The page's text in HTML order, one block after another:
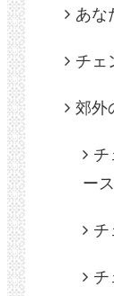
あな
チェ
郊外
チ
ース
チ
チ